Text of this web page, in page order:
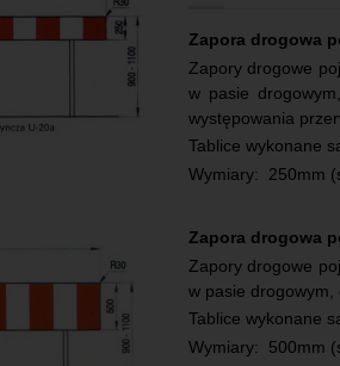
Zapora drogowa
Zapory drogowe
w pasie
występowania
Tablice wykonane
Wymiary: 250mm
Zapora drogowa
Zapory drogowe
w pasie drogowym,
Tablice wykonane
Wymiary: 500mm